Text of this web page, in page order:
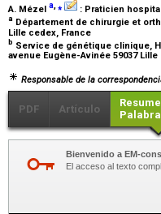
A. Mézel a,⁎ : Praticien
a Département de chirurgie et
Lille cedex, France
b Service de génétique clinique,
avenue Eugène-Avinée 59037
Responsable de la
PDF Artículo
Bienvenido a EM-
El acceso al texto